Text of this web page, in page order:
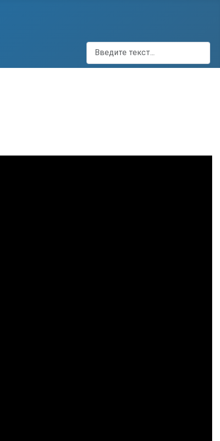
Поиск